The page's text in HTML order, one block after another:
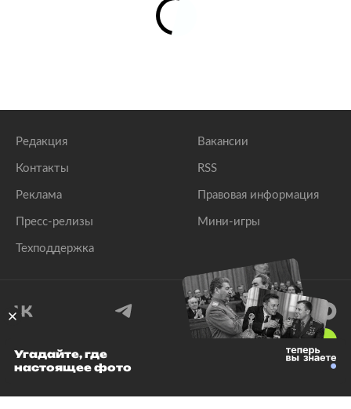
Редакция
Контакты
Реклама
Пресс-релизы
Техподдержка
Вакансии
RSS
Правовая информация
Мини-игры
© 1999–2026 Все права защищены.
Угадайте, где
настоящее фото